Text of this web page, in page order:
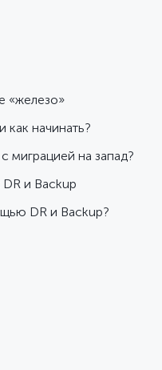
«железо»
как начинать?
миграцией на запад?
и Backup
DR и Backup?